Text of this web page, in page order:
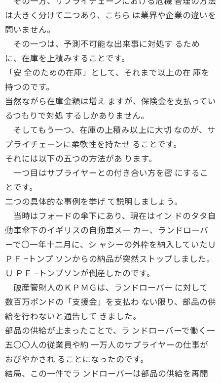
は大きく分けて二つあり、こちら は業界や企業の違いを
問いません。
その一つは、予測不可能な出来事に対処す るため
に、在庫を上積みすることです。
「安 全のための在庫」として、それまで以上の在 庫を
持つのです。
当然ながら在庫金額は増え ますが、保険金を支払ってい
るつもりで対処 するしかありません。
そしてもう一つ、在庫の上積み以上に大切 なのが、サ
プライチェーンに柔軟性を持たせ ることです。
それには以下の五つの方法があ ります。
一つ目はサプライヤーとの付き合い方を密 にするこ
とです。
二つの具体的な事例を挙げ て説明しましょう。
当時はフォードの傘下にあり、現在はイン ドのタタ自
動車傘下のイギリスの自動車メー カー、ランドローバ
ーで〇一年十二月に、シ ャシーの外枠を納入していたＵ
ＰＦ −トンプ ソンからの納品が突然ストップしました。
Ｕ ＰＦ −トンプソンが倒産したのです。
破産管財人のＫＰＭＧは、ランドローバー に対して
数百万ポンドの「支援金」を支払わ ない限り、部品の供
給を行わないと通告して きました。
部品の供給が止まったことで、ラ ンドローバーで働く一
五〇〇人の従業員や約 一万人のサプライヤーの仕事が
おびやかされ ることになったのです。
結局、この一件でラ ンドローバーは部品の供給を再開